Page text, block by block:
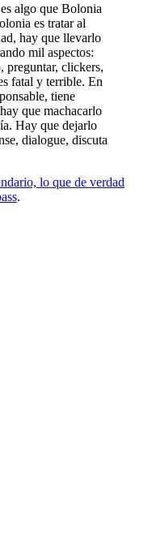
algo que Bolonia
es tratar al
hay que llevarlo
mil aspectos:
preguntar, clickers,
fatal y terrible. En
tiene
que machacarlo
Hay que dejarlo
dialogue, discuta
lo que de verdad
.